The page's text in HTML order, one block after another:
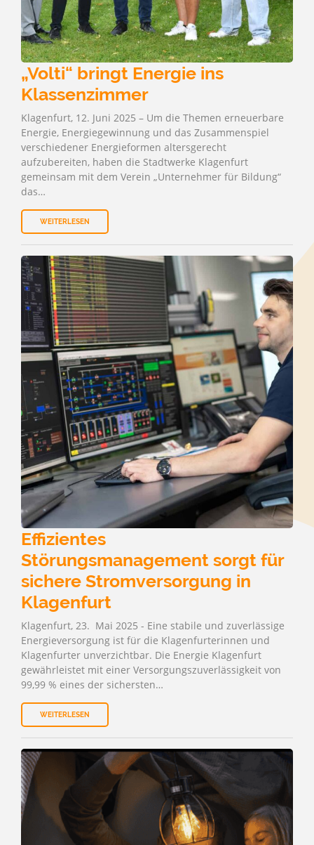
„Volti“ bringt Energie ins
Klassenzimmer
Klagenfurt, 12. Juni 2025 – Um die Themen erneuerbare
Energie, Energiegewinnung und das Zusammenspiel
verschiedener Energieformen altersgerecht
aufzubereiten, haben die Stadtwerke Klagenfurt
gemeinsam mit dem Verein „Unternehmer für Bildung“
das…
WEITERLESEN
Effizientes
Störungsmanagement sorgt für
sichere Stromversorgung in
Klagenfurt
Klagenfurt, 23. Mai 2025 - Eine stabile und zuverlässige
Energieversorgung ist für die Klagenfurterinnen und
Klagenfurter unverzichtbar. Die Energie Klagenfurt
gewährleistet mit einer Versorgungszuverlässigkeit von
99,99 % eines der sichersten…
WEITERLESEN